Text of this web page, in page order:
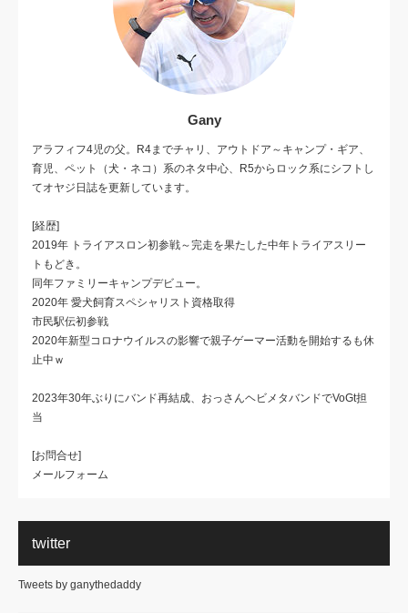
Gany
アラフィフ4児の父。R4までチャリ、アウトドア～キャンプ・ギア、
育児、ペット（犬・ネコ）系のネタ中心、R5からロック系にシフトし
てオヤジ日誌を更新しています。
[経歴]
2019年 トライアスロン初参戦～完走を果たした中年トライアスリー
トもどき。
同年ファミリーキャンプデビュー。
2020年 愛犬飼育スペシャリスト資格取得
市民駅伝初参戦
2020年新型コロナウイルスの影響で親子ゲーマー活動を開始するも休
止中ｗ
2023年30年ぶりにバンド再結成、おっさんヘビメタバンドでVoGt担
当
[お問合せ]
メールフォーム
twitter
Tweets by ganythedaddy